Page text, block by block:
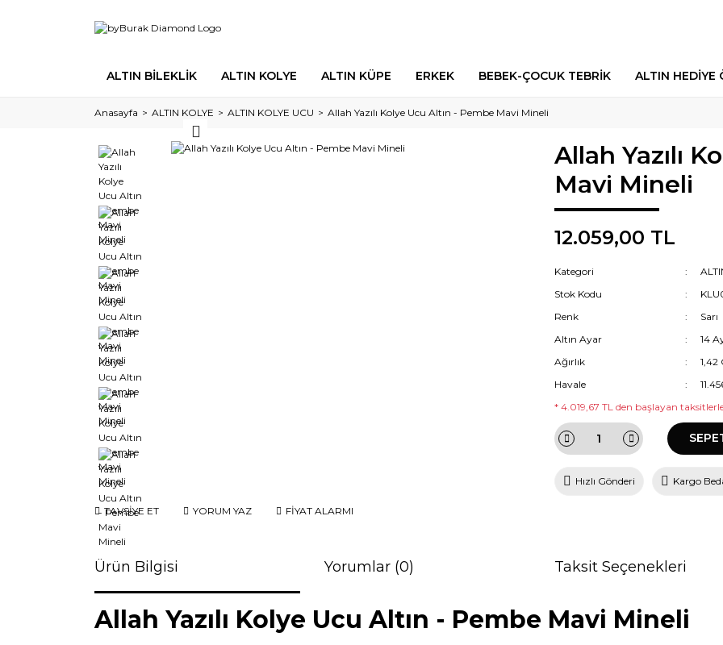
ALTIN BİLEKLİK ALTIN KOLYE ALTIN KÜPE ERKEK BEBEK-ÇOCUK TEBRİK ALTIN HEDİYE
Anasayfa ALTIN KOLYE ALTIN KOLYE UCU Allah Yazılı Kolye Ucu Altın - Pembe Mavi Mineli
TAVSİYE ET YORUM YAZ FİYAT ALARMI
Allah Yazılı
Mavi Mineli
12.059,00 TL
Kategori
Stok Kodu
Renk
Sarı
Altın Ayar
14
Ağırlık
1,42
Havale
* 4.019,67 TL den başlayan
Hızlı Gönderi Kargo
Ürün Bilgisi Yorumlar (0) Taksit Seçenekleri
Allah Yazılı Kolye Ucu Altın - Pembe Mavi Mineli